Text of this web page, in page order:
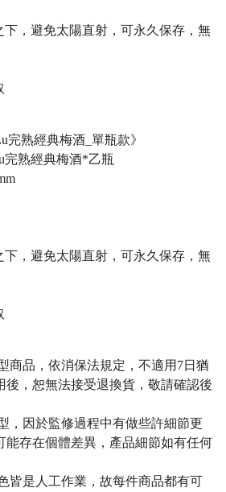
，避免太陽直射，可永久保存，無
熟經典梅酒_單瓶款》
完熟經典梅酒*乙瓶
，避免太陽直射，可永久保存，無
商品，依消保法規定，不適用7日猶
後，恕無法接受退換貨，敬請確認後
，因於監修過程中有做些許細節更
能存在個體差異，產品細節如有任何
皆是人工作業，故每件商品都有可